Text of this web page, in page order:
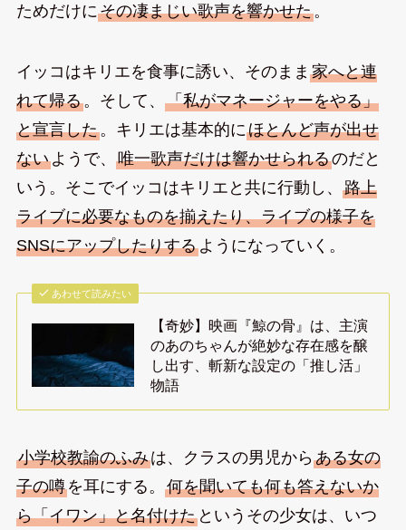
ためだけにその凄まじい歌声を響かせた。
イッコはキリエを食事に誘い、そのまま 家へと連
れて帰る。そして、 「私がマネージャーをやる」
と宣言した。キリエは基本的にほとんど声が出せ
ないようで、 唯一歌声だけは響かせられるのだと
いう。そこでイッコはキリエと共に行動し、 路上
ライブに必要なものを揃えたり、ライブの様子を
SNSにアップしたりするようになっていく。
あわせて読みたい
【奇妙】映画『鯨の骨』は、主演
のあのちゃんが絶妙な存在感を醸
し出す、斬新な設定の「推し活」
物語
小学校教諭のふみは、クラスの男児からある女の
子の噂を耳にする。 何を聞いても何も答えないか
ら「イワン」と名付けたというその少女は、いつ